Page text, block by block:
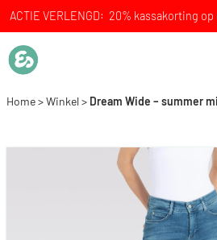
ACTIE VERLENGD: 20% kassakorting
Home>Winkel> Dream Wide – summer